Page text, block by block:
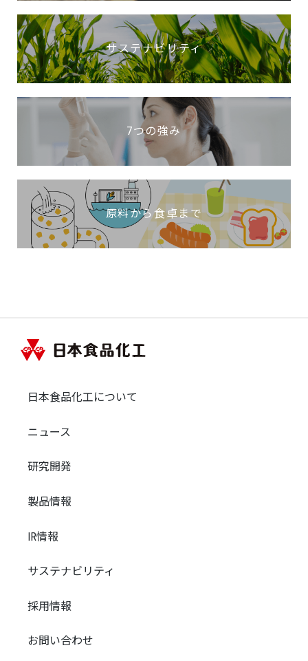
サステナビリティ
7つの強み
原料から食卓まで
日本食品化工について
ニュース
研究開発
製品情報
IR情報
サステナビリティ
採用情報
お問い合わせ